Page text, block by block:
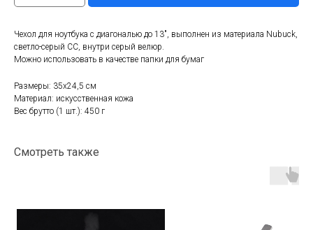
Чехол для ноутбука с диагональю до 13", выполнен из материала Nubuck,
светло-серый СС, внутри серый велюр.
Можно использовать в качестве папки для бумаг
Размеры: 35х24,5 см
Материал: искусственная кожа
Вес брутто (1 шт.): 450 г
Смотреть также